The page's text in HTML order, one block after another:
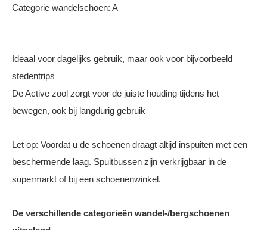
Categorie wandelschoen: A
Ideaal voor dagelijks gebruik, maar ook voor bijvoorbeeld
stedentrips
De Active zool zorgt voor de juiste houding tijdens het
bewegen, ook bij langdurig gebruik
Let op: Voordat u de schoenen draagt altijd inspuiten met een
beschermende laag. Spuitbussen zijn verkrijgbaar in de
supermarkt of bij een schoenenwinkel.
De verschillende categorieën wandel-/bergschoenen